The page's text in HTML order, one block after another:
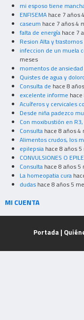
mi esposo tiene
ENFISEMA hace 7 años
caseum hace 7 años 4
falta de energía hace 7
Resion Alta y
infeccion de un muela
meses
momentos de
Quistes de agua y
Consulta de hace 8
excelente informe
Acuíferos y cervicales
Desde niña padezco
Con moxibustión en
Consulta hace 8 años 4
Alimentos crudos, los
epilepsia hace 8 años
CONVULSIONES O
Consulta hace 8 años 5
La homeopatia cura
dudas hace 8 años 5
MI CUENTA
Portada |